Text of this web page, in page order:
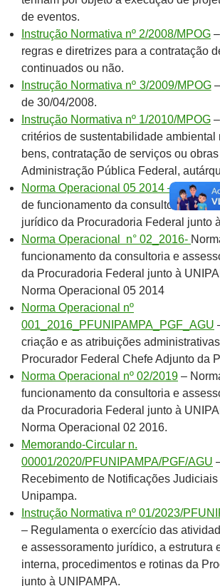
de eventos.
Instrução Normativa nº 2/2008/MPOG
regras e diretrizes para a contratação
continuados ou não.
Instrução Normativa nº 3/2009/MPOG–
de 30/04/2008.
Instrução Normativa nº 1/2010/MPOG
critérios de sustentabilidade ambiental
bens, contratação de serviços ou
Administração Pública Federal,
Norma Operacional 05 2014 – PF
de funcionamento da consultoria e
jurídico da Procuradoria Federal junto
Norma Operacional n° 02_2016-
funcionamento da consultoria e
da Procuradoria Federal junto à
Norma Operacional 05 2014
Norma Operacional nº
001_2016_PFUNIPAMPA_PGF_AGU
criação e as atribuições
Procurador Federal Chefe Adjunto da
Norma Operacional nº 02/2019 –
funcionamento da consultoria e
da Procuradoria Federal junto à
Norma Operacional 02 2016.
Memorando-Circular n.
00001/2020/PFUNIPAMPA/PGF/AGU
Recebimento de Notificações
Unipampa.
Instrução Normativa nº 01/2023/
– Regulamenta o exercício das
e assessoramento jurídico, a estrutura
interna, procedimentos e rotinas da
junto à UNIPAMPA.